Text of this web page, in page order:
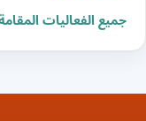
جميع الفعاليات